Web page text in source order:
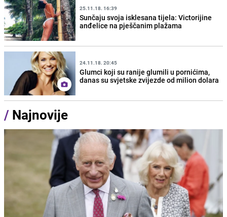
25.11.18. 16:39
Sunčaju svoja isklesana tijela: Victorijine
anđelice na pješčanim plažama
24.11.18. 20:45
Glumci koji su ranije glumili u pornićima,
danas su svjetske zvijezde od milion dolara
/ Najnovije